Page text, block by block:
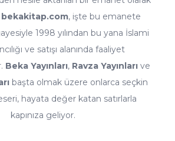
bekakitap.com, işte bu emanete
1998 yılından bu yana İslami
ve satışı alanında faaliyet
Beka Yayınları, Ravza Yayınlarıve
başta olmak üzere onlarca seçkin
hayata değer katan satırlarla
kapınıza geliyor.